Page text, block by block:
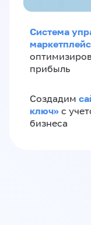
Система
прибыль
Создадим
ключ» с
бизнеса